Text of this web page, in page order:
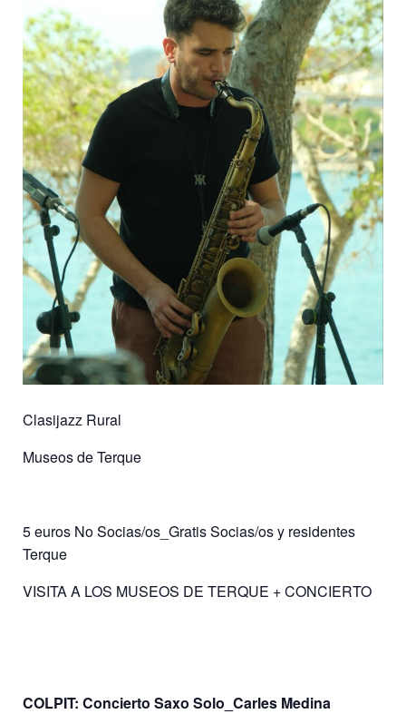
Clasijazz Rural
Museos de Terque
5 euros No Socias/os_Gratis Socias/os y residentes
Terque
VISITA A LOS MUSEOS DE TERQUE + CONCIERTO
COLPIT: Concierto Saxo Solo_Carles Medina